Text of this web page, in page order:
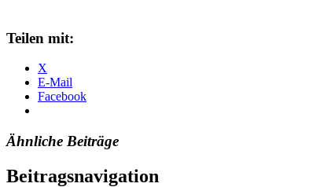
Teilen mit:
X
E-Mail
Facebook
Ähnliche Beiträge
Beitragsnavigation